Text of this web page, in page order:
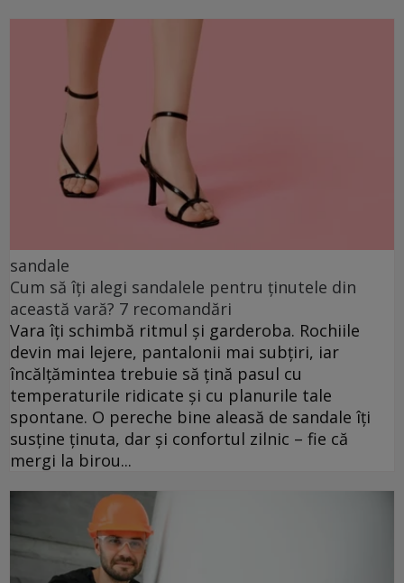
sandale
Cum să îți alegi sandalele pentru ținutele din
această vară? 7 recomandări
Vara îți schimbă ritmul și garderoba. Rochiile
devin mai lejere, pantalonii mai subțiri, iar
încălțămintea trebuie să țină pasul cu
temperaturile ridicate și cu planurile tale
spontane. O pereche bine aleasă de sandale îți
susține ținuta, dar și confortul zilnic – fie că
mergi la birou...